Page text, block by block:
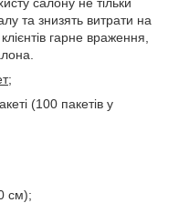
та знизять витрати на
гарне враження,
(100 пакетів у
см);